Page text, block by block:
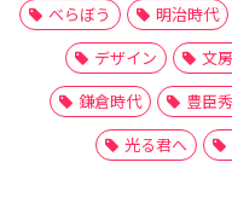
べらぼう
明治時代
デザイン
文
鎌倉時代
豊臣
光る君へ